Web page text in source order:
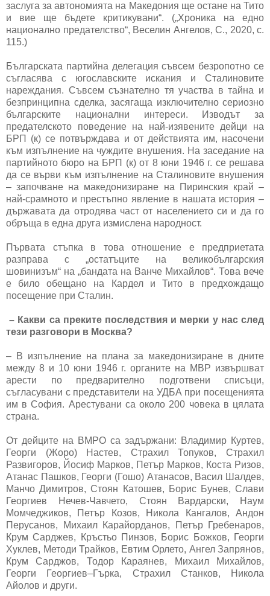
заслуга за автономията на Македония ще остане на Тито
и вие ще бъдете критикувани“. („Хроника на едно
национално предателство“, Веселин Ангелов, С., 2020, с.
115.)
Българската партийна делегация съвсем безропотно се
съгласява с югославските искания и Сталиновите
нареждания. Съвсем съзнателно тя участва в тайна и
безпринципна сделка, засягаща изключително сериозно
българските национални интереси. Изводът за
предателското поведение на най-изявените дейци на
БРП (к) се потвърждава и от действията им, насочени
към изпълнение на чуждите внушения. На заседание на
партийното бюро на БРП (к) от 8 юни 1946 г. се решава
да се върви към изпълнение на Сталиновите внушения
– започване на македонизиране на Пиринския край –
най-срамното и престъпно явление в нашата история –
държавата да отродява част от населението си и да го
обръща в една друга измислена народност.
Първата стъпка в това отношение е предприетата
разправа с „остатъците на великобългарския
шовинизъм“ на „бандата на Ванче Михайлов“. Това вече
е било обещано на Кардел и Тито в предхождащо
посещение при Сталин.
– Какви са преките последствия и мерки у нас след
тези разговори в Москва?
– В изпълнение на плана за македонизиране в дните
между 8 и 10 юни 1946 г. органите на МВР извършват
арести по предварително подготвени списъци,
съгласувани с представители на УДБА при посещенията
им в София. Арестувани са около 200 човека в цялата
страна.
От дейците на ВМРО са задържани: Владимир Куртев,
Георги (Жоро) Настев, Страхил Топуков, Страхил
Развигоров, Йосиф Марков, Петър Марков, Коста Ризов,
Атанас Пашков, Георги (Гошо) Атанасов, Васил Шалдев,
Манчо Димитров, Стоян Катошев, Борис Бунев, Слави
Георгиев Нечев-Чавчето, Стоян Вардарски, Наум
Момчеджиков, Петър Козов, Никола Кангалов, Андон
Перусанов, Михаил Карайорданов, Петър Гребенаров,
Крум Сарджев, Кръстьо Пинзов, Борис Божков, Георги
Хуклев, Методи Трайков, Евтим Орлето, Ангел Запрянов,
Крум Сарджов, Тодор Караянев, Михаил Михайлов,
Георги Георгиев–Гърка, Страхил Станков, Никола
Айолов и други.